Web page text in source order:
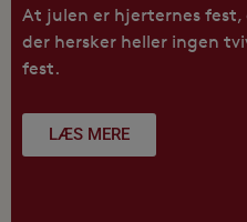
At julen er hjerternes fest,
der hersker heller ingen
fest.
LÆS MERE